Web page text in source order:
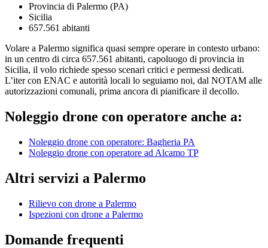
Provincia di Palermo (PA)
Sicilia
657.561 abitanti
Volare a Palermo significa quasi sempre operare in contesto urbano:
in un centro di circa 657.561 abitanti, capoluogo di provincia in
Sicilia, il volo richiede spesso scenari critici e permessi dedicati.
L’iter con ENAC e autorità locali lo seguiamo noi, dal NOTAM alle
autorizzazioni comunali, prima ancora di pianificare il decollo.
Noleggio drone con operatore anche a:
Noleggio drone con operatore: Bagheria PA
Noleggio drone con operatore ad Alcamo TP
Altri servizi a Palermo
Rilievo con drone a Palermo
Ispezioni con drone a Palermo
Domande frequenti